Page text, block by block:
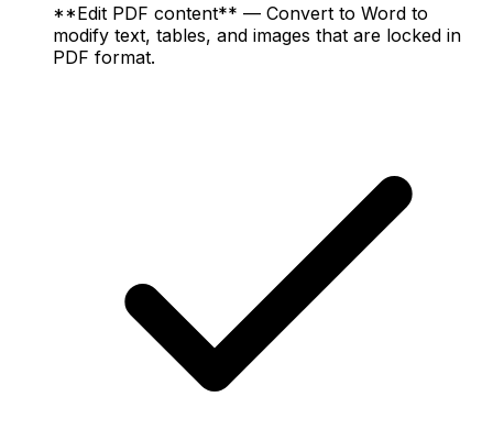
**Edit PDF content** — Convert to Word to
modify text, tables, and images that are locked in
PDF format.